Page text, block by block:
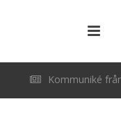
Kommuniké